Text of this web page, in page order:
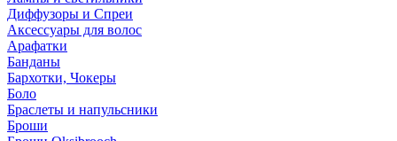
Диффузоры и Спреи
Аксессуары для волос
Арафатки
Банданы
Бархотки, Чокеры
Боло
Браслеты и напульсники
Броши